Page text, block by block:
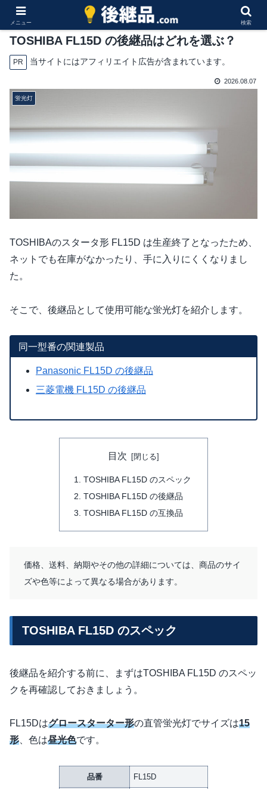
TOSHIBA FL15D の後継品はどれを選ぶ？
PR 当サイトにはアフィリエイト広告が含まれています。
2026.08.07
蛍光灯
TOSHIBAのスタータ形 FL15D は生産終了となったため、
ネットでも在庫がなかったり、手に入りにくくなりまし
た。
そこで、後継品として使用可能な蛍光灯を紹介します。
同一型番の関連製品
Panasonic FL15D の後継品
三菱電機 FL15D の後継品
目次
TOSHIBA FL15D のスペック
TOSHIBA FL15D の後継品
TOSHIBA FL15D の互換品
価格、送料、納期やその他の詳細については、商品のサイ
ズや色等によって異なる場合があります。
TOSHIBA FL15D のスペック
後継品を紹介する前に、まずはTOSHIBA FL15D のスペッ
クを再確認しておきましょう。
FL15Dはグロースターター形の直管蛍光灯でサイズは15
形、色は昼光色です。
品番 FL15D
メニュー 検索